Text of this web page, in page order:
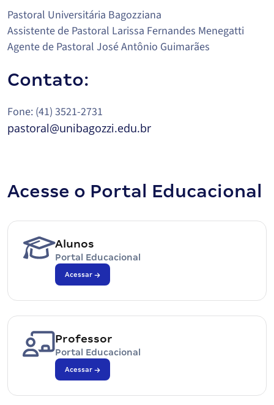
Pastoral Universitária Bagozziana
Assistente de Pastoral Larissa Fernandes Menegatti
Agente de Pastoral José Antônio Guimarães
Contato:
Fone: (41) 3521-2731
pastoral@unibagozzi.edu.br
Acesse o Portal Educacional
Alunos
Portal Educacional
Acessar
Professor
Portal Educacional
Acessar